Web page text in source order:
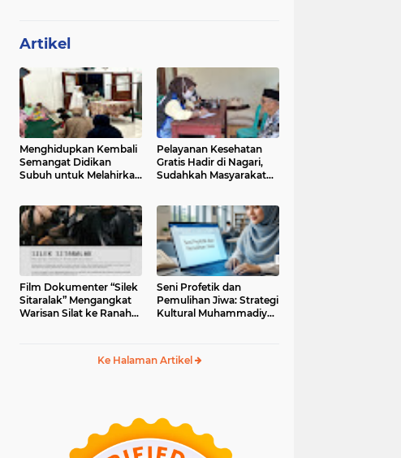
Artikel
Menghidupkan Kembali
Semangat Didikan
Subuh untuk Melahirkan
Pelayanan Kesehatan
Gratis Hadir di Nagari,
Sudahkah Masyarakat
Film Dokumenter “Silek
Sitaralak” Mengangkat
Warisan Silat ke Ranah
Seni Profetik dan
Pemulihan Jiwa: Strategi
Kultural Muhammadiyah
Ke Halaman Artikel